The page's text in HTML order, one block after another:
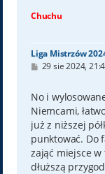
Chuchu
Liga Mistrzów
P
t
29 sie 2024,
No i
Niemcami,
już z niższej
punktować. Do
zająć miejsce
dłuższą